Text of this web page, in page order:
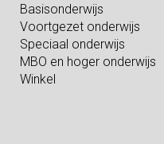
Basisonderwijs
Voortgezet onderwijs
Speciaal onderwijs
MBO en hoger onderwijs
Winkel